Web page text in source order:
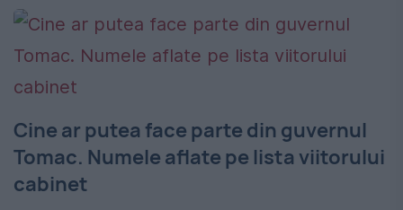
Cine ar putea face parte din guvernul
Tomac. Numele aflate pe lista viitorului
cabinet